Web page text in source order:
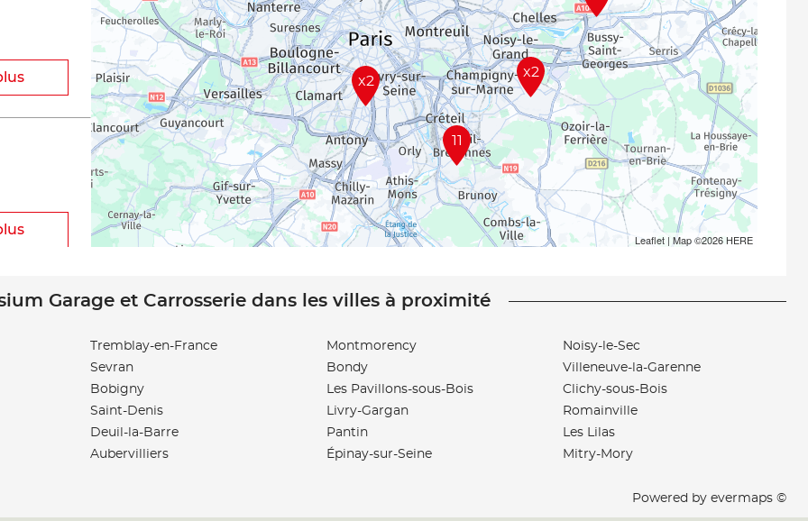
11
x2
x2
Leaflet| Map ©2026HERE
Garage et Carrosserie dans les villes à proximité
Tremblay-en-France
Sevran
Bobigny
Saint-Denis
Deuil-la-Barre
Aubervilliers
Montmorency
Bondy
Les Pavillons-sous-Bois
Livry-Gargan
Pantin
Épinay-sur-Seine
Noisy-le-Sec
Villeneuve-la-Garenne
Clichy-sous-Bois
Romainville
Les Lilas
Mitry-Mory
Powered by evermaps ©